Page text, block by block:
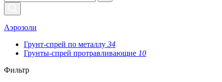
Аэрозоли
Грунт-спрей по металлу 34
Грунты-спрей протравливающие 10
Фильтр